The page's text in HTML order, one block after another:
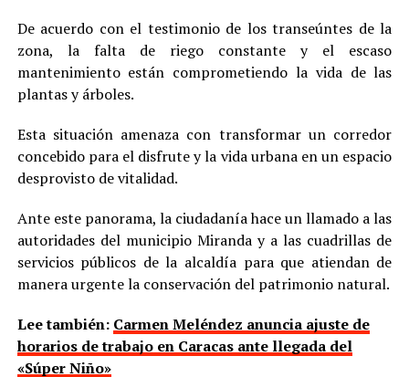
De acuerdo con el testimonio de los transeúntes de la
zona, la falta de riego constante y el escaso
mantenimiento están comprometiendo la vida de las
plantas y árboles.
Esta situación amenaza con transformar un corredor
concebido para el disfrute y la vida urbana en un espacio
desprovisto de vitalidad.
Ante este panorama, la ciudadanía hace un llamado a las
autoridades del municipio Miranda y a las cuadrillas de
servicios públicos de la alcaldía para que atiendan de
manera urgente la conservación del patrimonio natural.
Lee también: Carmen Meléndez anuncia ajuste de
horarios de trabajo en Caracas ante llegada del
«Súper Niño»